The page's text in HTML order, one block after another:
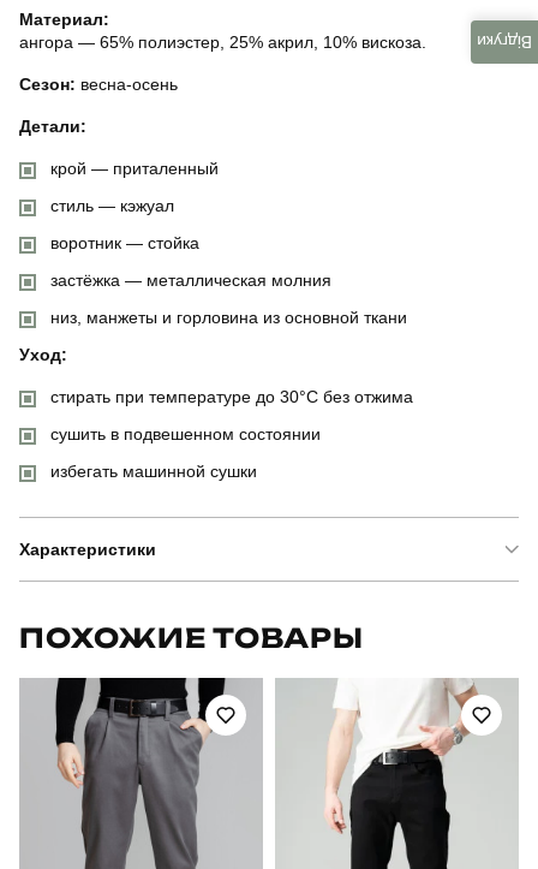
Материал:
ангора — 65% полиэстер, 25% акрил, 10% вискоза.
Сезон: весна-осень
Детали:
крой — приталенный
стиль — кэжуал
воротник — стойка
застёжка — металлическая молния
низ, манжеты и горловина из основной ткани
Уход:
стирать при температуре до 30°C без отжима
сушить в подвешенном состоянии
избегать машинной сушки
Характеристики
Призначення для повсякденного носіння
Стиль повсякденний
ПОХОЖИЕ ТОВАРЫ
Відгуки